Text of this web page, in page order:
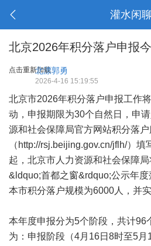
灌水闲聊
北京2026年积分落户申报
点击重新加载北漂郭勇
2026-4-16 15:19:55
北京市2026年积分落户申报工作
动，申报期限为30个自然日，申
源和社会保障局官方网站积分落
（http://rsj.beijing.gov.cn/jflh/）填
起，北京市人力资源和社会保障
&ldquo;首都之窗&rdquo;公示年
本市积分落户规模为6000人，并实
本年度申报分为5个阶段，共计96
为：申报阶段（4月16日8时至5月